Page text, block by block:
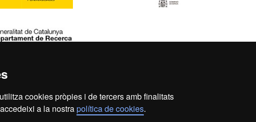
cookies pròpies i de tercers amb finalitats
a la nostrapolítica de cookies.
Avís legal Protecció de dades Sobre el web